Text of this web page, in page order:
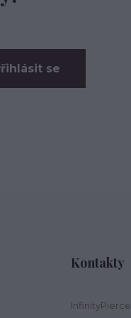
se
Kontakty
InfinityPierce